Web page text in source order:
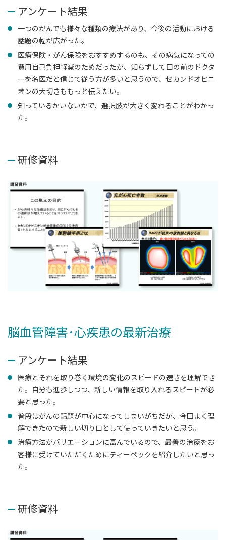
アンケート結果
一つのがんでも様々な種類の療法があり、今後の活動における
話題の幅が広がった。
医療保険・がん保険をおすすめするのも、その病気になっての
費用自己負担軽減のためだったが、知らずして目の前のドクタ
ーを名医だと信じて従う方が多いと思うので、セカンドオピニ
オンの大切さももっと伝えたい。
知っているかいないかで、選択肢が大きく変わることがわかっ
た。
研修資料
脳血管障害･心疾患の最新治療
アンケート結果
医療とそれを取り巻く環境の変化のスピードの速さを理解でき
た。自分も進歩しつつ、新しい情報を取り入れるスピードが必
要と思った。
普段はがんの話題が中心になってしまいがちだが、今回よく理
解できたので新しい切り口として使っていきたいと思う。
治療方法がバリエーションに富んでいるので、最善の治療をお
客様に受けていただくためにティーペックを紹介したいと思っ
た。
研修資料